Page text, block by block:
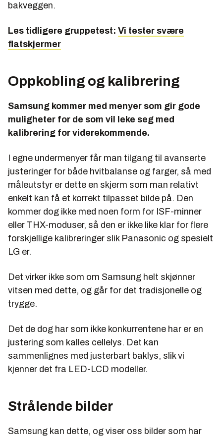
bakveggen.
Les tidligere gruppetest: Vi tester svære
flatskjermer
Oppkobling og kalibrering
Samsung kommer med menyer som gir gode
muligheter for de som vil leke seg med
kalibrering for viderekommende.
I egne undermenyer får man tilgang til avanserte
justeringer for både hvitbalanse og farger, så med
måleutstyr er dette en skjerm som man relativt
enkelt kan få et korrekt tilpasset bilde på. Den
kommer dog ikke med noen form for ISF-minner
eller THX-moduser, så den er ikke like klar for flere
forskjellige kalibreringer slik Panasonic og spesielt
LG er.
Det virker ikke som om Samsung helt skjønner
vitsen med dette, og går for det tradisjonelle og
trygge.
Det de dog har som ikke konkurrentene har er en
justering som kalles cellelys. Det kan
sammenlignes med justerbart baklys, slik vi
kjenner det fra LED-LCD modeller.
Strålende bilder
Samsung kan dette, og viser oss bilder som har